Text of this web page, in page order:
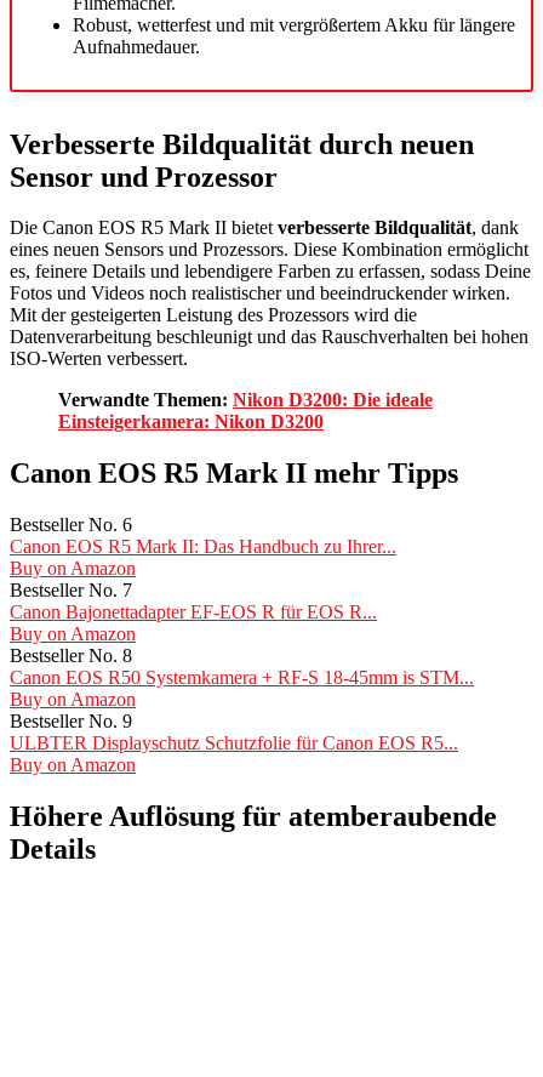
Robust, wetterfest und mit vergrößertem Akku für längere
Aufnahmedauer.
Verbesserte Bildqualität durch neuen
Sensor und Prozessor
Die Canon EOS R5 Mark II bietetverbesserte Bildqualität, dank
eines neuen Sensors und Prozessors. Diese Kombination ermöglicht
es, feinere Details und lebendigere Farben zu erfassen, sodass Deine
Fotos und Videos noch realistischer und beeindruckender wirken.
Mit der gesteigerten Leistung des Prozessors wird die
Datenverarbeitung beschleunigt und das Rauschverhalten bei hohen
ISO-Werten verbessert.
Verwandte Themen: Nikon D3200: Die ideale
Einsteigerkamera: Nikon D3200
Canon EOS R5 Mark II mehr Tipps
Bestseller No. 6
Canon EOS R5 Mark II: Das Handbuch zu Ihrer...
Buy on Amazon
Bestseller No. 7
Canon Bajonettadapter EF-EOS R für EOS R...
Buy on Amazon
Bestseller No. 8
Canon EOS R50 Systemkamera + RF-S 18-45mm is STM...
Buy on Amazon
Bestseller No. 9
ULBTER Displayschutz Schutzfolie für Canon EOS R5...
Buy on Amazon
Höhere Auflösung für atemberaubende
Details